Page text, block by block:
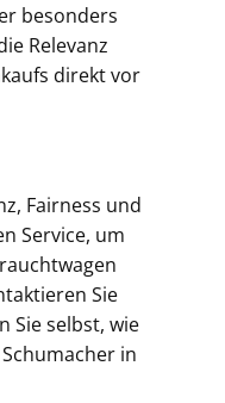
besonders
Relevanz
direkt vor
Fairness und
Service, um
Sie
Sie selbst, wie
in